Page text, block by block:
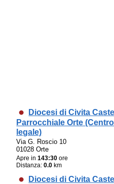
Diocesi di Civita
Parrocchiale Orte
legale)
Via G. Roscio 10
01028 Orte
Apre in143:30 ore
Distanza:0.0 km
Diocesi di Civita